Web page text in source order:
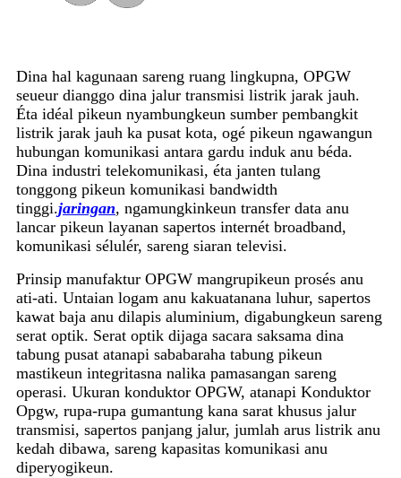
Dina hal kagunaan sareng ruang lingkupna, OPGW
seueur dianggo dina jalur transmisi listrik jarak jauh.
Éta idéal pikeun nyambungkeun sumber pembangkit
listrik jarak jauh ka pusat kota, ogé pikeun ngawangun
hubungan komunikasi antara gardu induk anu béda.
Dina industri telekomunikasi, éta janten tulang
tonggong pikeun komunikasi bandwidth
tinggi.jaringan, ngamungkinkeun transfer data anu
lancar pikeun layanan sapertos internét broadband,
komunikasi sélulér, sareng siaran televisi.
Prinsip manufaktur OPGW mangrupikeun prosés anu
ati-ati. Untaian logam anu kakuatanana luhur, sapertos
kawat baja anu dilapis aluminium, digabungkeun sareng
serat optik. Serat optik dijaga sacara saksama dina
tabung pusat atanapi sababaraha tabung pikeun
mastikeun integritasna nalika pamasangan sareng
operasi. Ukuran konduktor OPGW, atanapi Konduktor
Opgw, rupa-rupa gumantung kana sarat khusus jalur
transmisi, sapertos panjang jalur, jumlah arus listrik anu
kedah dibawa, sareng kapasitas komunikasi anu
diperyogikeun.